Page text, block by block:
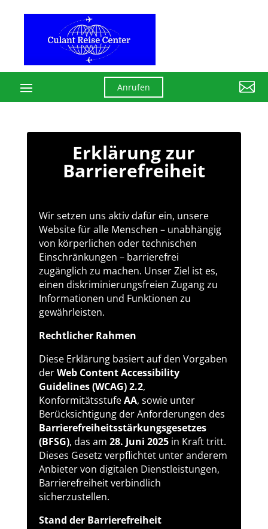
Anrufen 
Erklärung zur
Barrierefreiheit
Wir setzen uns aktiv dafür ein, unsere
Website für alle Menschen – unabhängig
von körperlichen oder technischen
Einschränkungen – barrierefrei
zugänglich zu machen. Unser Ziel ist es,
einen diskriminierungsfreien Zugang zu
Informationen und Funktionen zu
gewährleisten.
Rechtlicher Rahmen
Diese Erklärung basiert auf den Vorgaben
derWeb Content Accessibility
Guidelines (WCAG) 2.2,
KonformitätsstufeAA, sowie unter
Berücksichtigung der Anforderungen des
Barrierefreiheitsstärkungsgesetzes
(BFSG), das am 28. Juni 2025in Kraft tritt.
Dieses Gesetz verpflichtet unter anderem
Anbieter von digitalen Dienstleistungen,
Barrierefreiheit verbindlich
sicherzustellen.
Stand der Barrierefreiheit